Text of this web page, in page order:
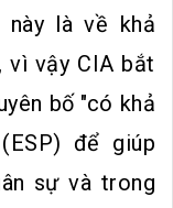
là về khả
vì vậy CIA bắt
bố "có khả
để giúp
sự và trong